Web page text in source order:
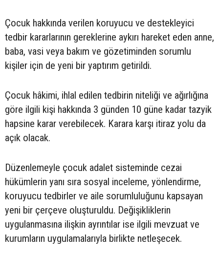
Çocuk hakkında verilen koruyucu ve destekleyici
tedbir kararlarının gereklerine aykırı hareket eden anne,
baba, vasi veya bakım ve gözetiminden sorumlu
kişiler için de yeni bir yaptırım getirildi.
Çocuk hâkimi, ihlal edilen tedbirin niteliği ve ağırlığına
göre ilgili kişi hakkında 3 günden 10 güne kadar tazyik
hapsine karar verebilecek. Karara karşı itiraz yolu da
açık olacak.
Düzenlemeyle çocuk adalet sisteminde cezai
hükümlerin yanı sıra sosyal inceleme, yönlendirme,
koruyucu tedbirler ve aile sorumluluğunu kapsayan
yeni bir çerçeve oluşturuldu. Değişikliklerin
uygulanmasına ilişkin ayrıntılar ise ilgili mevzuat ve
kurumların uygulamalarıyla birlikte netleşecek.